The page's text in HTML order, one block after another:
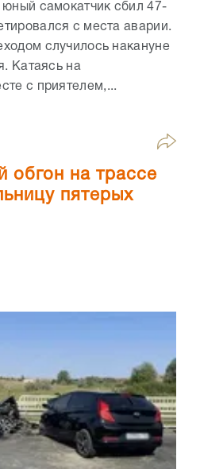
юный самокатчик сбил 47-
с места аварии.
случилось накануне
Катаясь на
с приятелем,...
обгон на трассе
пятерых